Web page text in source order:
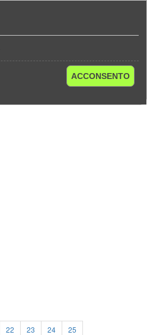
ACCONSENTO
22 23 24
25